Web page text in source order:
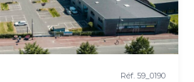
Réf. 59_0190